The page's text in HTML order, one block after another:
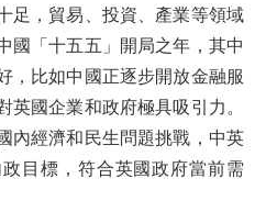
足，貿易、投資、產業等領域
國「十五五」開局之年，其中
，比如中國正逐步開放金融服
英國企業和政府極具吸引力。
內經濟和民生問題挑戰，中英
目標，符合英國政府當前需